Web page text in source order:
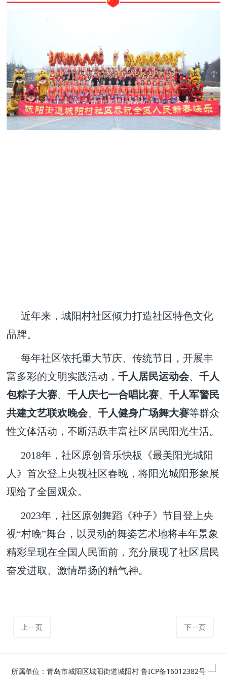
近年来，城阳村社区倾力打造社区特色文化
品牌。
每年社区依托重大节庆、传统节日，开展丰
富多彩的文明实践活动，千人居民运动会、千人
包粽子大赛、千人庆七一合唱比赛、千人军警民
共建文艺联欢晚会、千人健身广场舞大赛等群众
性文体活动，不断活跃丰富社区居民阳光生活。
2018年，社区原创音乐快板《最美阳光城阳
人》首次登上央视社区春晚，将阳光城阳形象展
现给了全国观众。
2023年，社区原创舞蹈《种子》节目登上央
视“村晚”舞台，以灵动的舞姿艺术地将丰年景象
精彩呈现在全国人民面前，充分展现了社区居民
奋发进取、激情昂扬的精气神。
上一页 下一页
所属单位：青岛市城阳区城阳街道城阳村 鲁ICP备16012382号